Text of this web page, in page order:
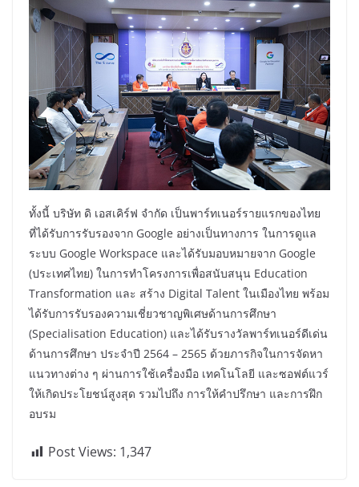
ทั้งนี้ บริษัท ดิ เอสเคิร์ฟ จำกัด เป็นพาร์ทเนอร์รายแรกของไทย
ที่ได้รับการรับรองจาก Google อย่างเป็นทางการ ในการดูแล
ระบบ Google Workspace และได้รับมอบหมายจาก Google
(ประเทศไทย) ในการทำโครงการเพื่อสนับสนุน Education
Transformation และ สร้าง Digital Talent ในเมืองไทย พร้อม
ได้รับการรับรองความเชี่ยวชาญพิเศษด้านการศึกษา
(Specialisation Education) และได้รับรางวัลพาร์ทเนอร์ดีเด่น
ด้านการศึกษา ประจำปี 2564 – 2565 ด้วยภารกิจในการจัดหา
แนวทางต่าง ๆ ผ่านการใช้เครื่องมือ เทคโนโลยี และซอฟต์แวร์
ให้เกิดประโยชน์สูงสุด รวมไปถึง การให้คำปรึกษา และการฝึก
อบรม
Post Views: 1,347